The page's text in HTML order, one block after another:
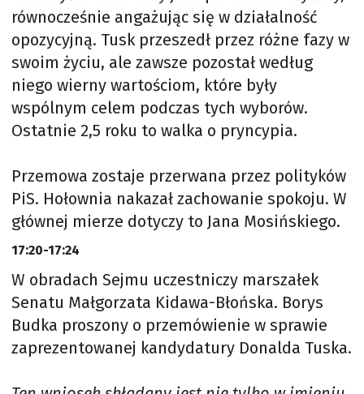
równocześnie angażując się w działalność
opozycyjną. Tusk przeszedł przez różne fazy w
swoim życiu, ale zawsze pozostał według
niego wierny wartościom, które były
wspólnym celem podczas tych wyborów.
Ostatnie 2,5 roku to walka o pryncypia.
Przemowa zostaje przerwana przez polityków
PiS. Hołownia nakazał zachowanie spokoju. W
głównej mierze dotyczy to Jana Mosińskiego.
17:20-17:24
W obradach Sejmu uczestniczy marszałek
Senatu Małgorzata Kidawa-Błońska. Borys
Budka proszony o przemówienie w sprawie
zaprezentowanej kandydatury Donalda Tuska.